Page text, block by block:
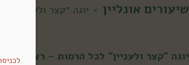
שיעורים אונליין > יוגה ״קצר ולעניין״
יוגה ״קצר ולעניין״ לכל הרמות – רצף מספר